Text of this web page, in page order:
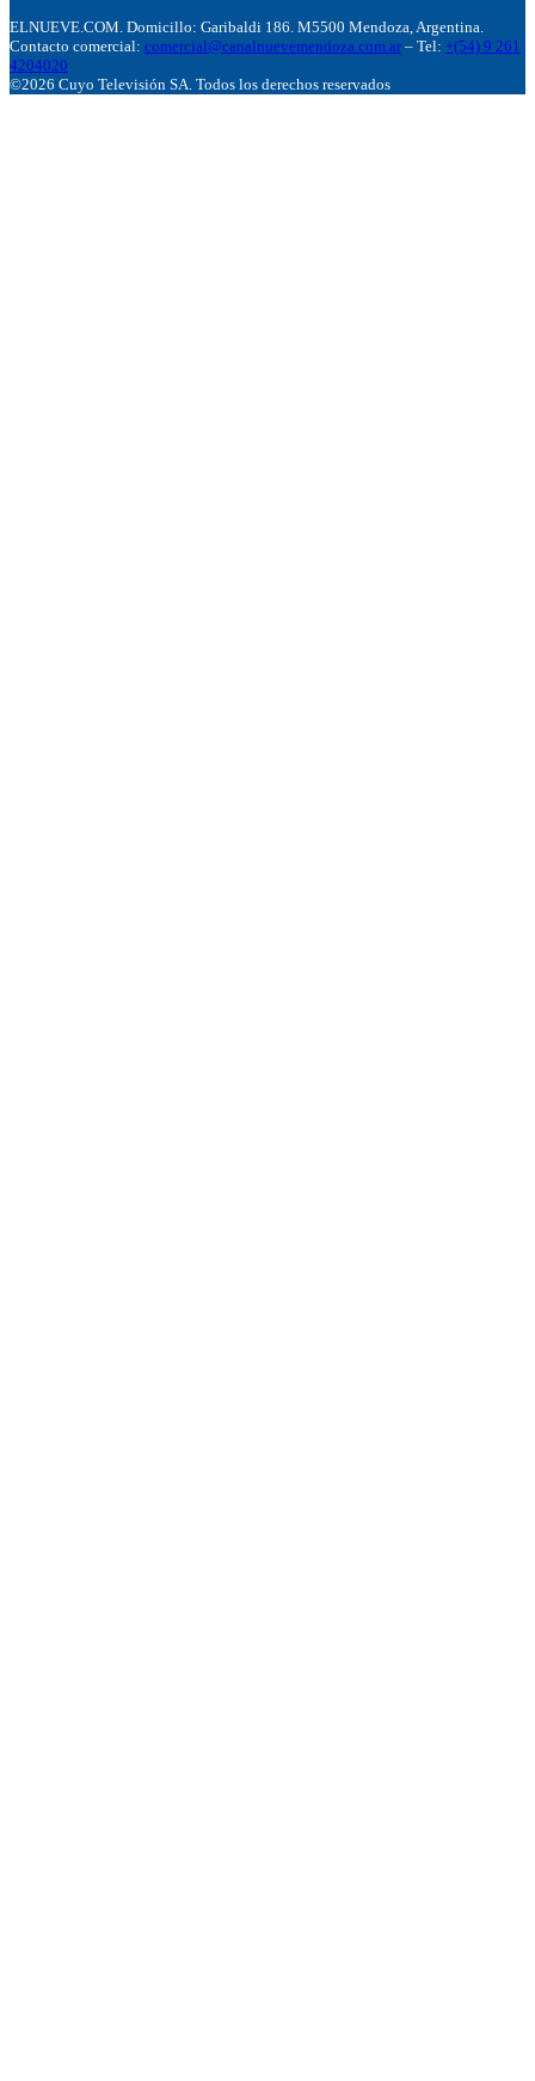
ELNUEVE.COM. Domicillo: Garibaldi 186. M5500 Mendoza, Argentina.
Contacto comercial: comercial@canalnuevemendoza.com.ar – Tel: +(54) 9 261
4204020
©2026 Cuyo Televisión SA. Todos los derechos reservados